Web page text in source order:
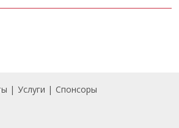
Услуги Спонсоры